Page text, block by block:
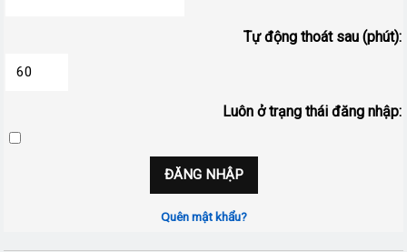
Tự động thoát sau (phút):
Luôn ở trạng thái đăng nhập:
Quên mật khẩu?